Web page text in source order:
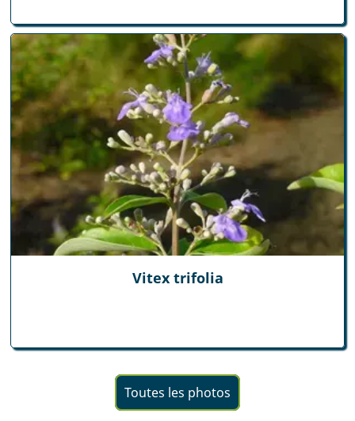
Vitex trifolia
Toutes les photos